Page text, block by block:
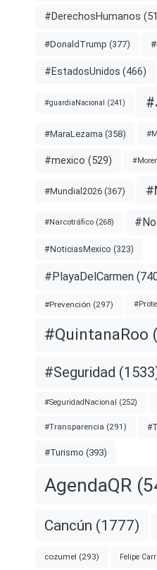
#DerechosHumanos
#DonaldTrump (377)
#EstadosUnidos (466)
#guardiaNacional (241)
#MaraLezama (358)
#mexico (529)
#Mundial2026 (367)
#Narcotráfico (268)
#NoticiasMexico (323)
#PlayaDelCarmen
#Prevención (297)
#QuintanaRoo
#Seguridad
#SeguridadNacional (252)
#Transparencia (291)
#Turismo (393)
AgendaQR
Cancún (1777)
cozumel (293) Felipe